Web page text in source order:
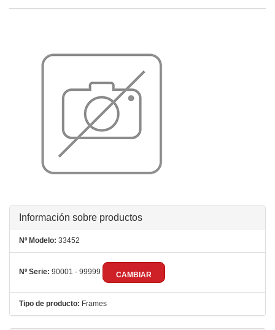
Información sobre productos
Nº Modelo: 33452
Nº Serie: 90001 - 99999 CAMBIAR
Tipo de producto: Frames